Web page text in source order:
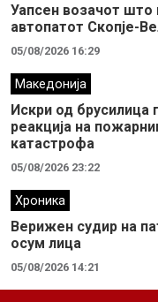
Уапсен возачот што
автопатот Скопје-
05/08/2026 16:29
Македонија
Искри од брусилица
реакција на
катастрофа
05/08/2026 23:22
Хроника
Верижен судир на
осум лица
05/08/2026 14:21